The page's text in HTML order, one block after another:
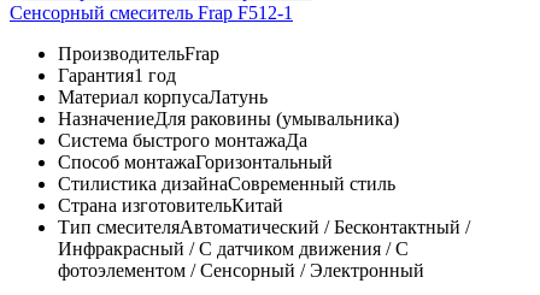
Сенсорный смеситель Frap F512-1
ПроизводительFrap
Гарантия1 год
Материал корпусаЛатунь
НазначениеДля раковины (умывальника)
Система быстрого монтажаДа
Способ монтажаГоризонтальный
Стилистика дизайнаСовременный стиль
Страна изготовительКитай
Тип смесителяАвтоматический / Бесконтактный /
Инфракрасный / С датчиком движения / С
фотоэлементом / Сенсорный / Электронный